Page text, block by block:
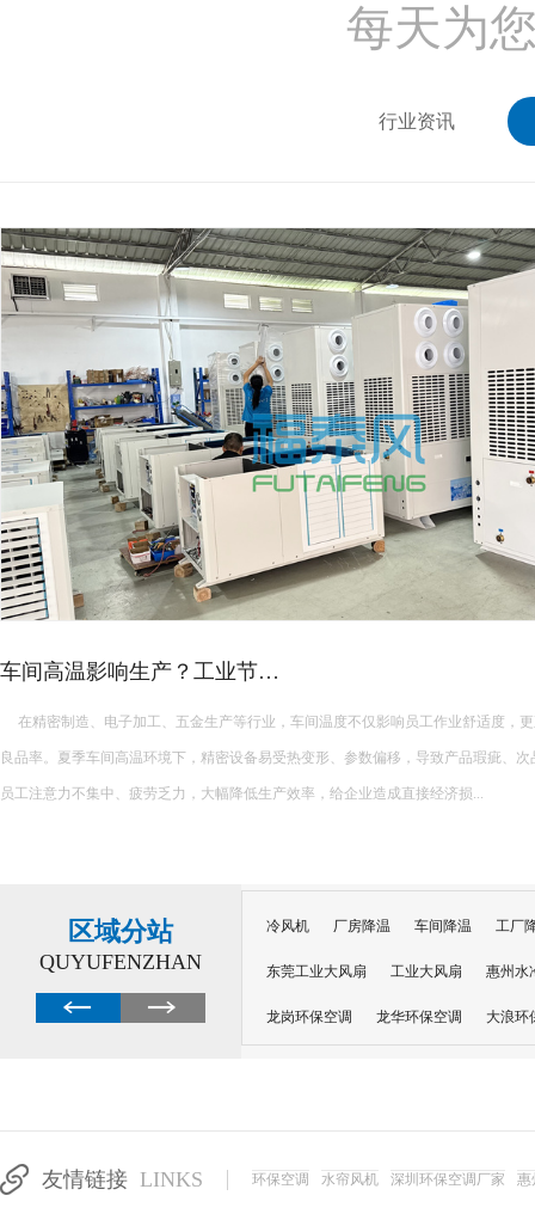
每天为
行业资讯
车间高温影响生产？工业节…
在精密制造、电子加工、五金生产等行业，车间温度不仅影响员工作业舒适度，
良品率。夏季车间高温环境下，精密设备易受热变形、参数偏移，导致产品瑕疵、
员工注意力不集中、疲劳乏力，大幅降低生产效率，给企业造成直接经济损...
区域分站
QUYUFENZHAN
冷风机 厂房降温 车间降温 工厂
东莞工业大风扇 工业大风扇 惠州水
龙岗环保空调 龙华环保空调 大浪环
友情链接 LINKS 环保空调 水帘风机 深圳环保空调厂家 惠